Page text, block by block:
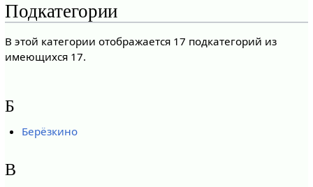
Подкатегории
В этой категории отображается 17 подкатегорий из
имеющихся 17.
Б
Берёзкино
В